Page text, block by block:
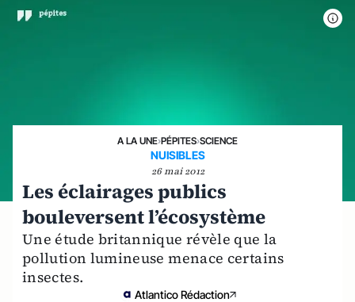
A LA UNE›PÉPITES›SCIENCE
NUISIBLES
26 mai 2012
Les éclairages publics
bouleversent l’écosystème
Une étude britannique révèle que la
pollution lumineuse menace certains
insectes.
Atlantico Rédaction